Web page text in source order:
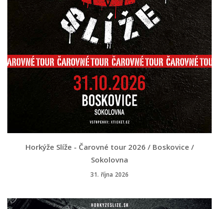
Horkýže Slíže - Čarovné tour 2026 / Boskovice /
Sokolovna
31. října 2026